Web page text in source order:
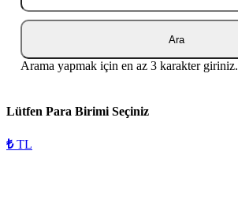
Ara
Arama yapmak için en az 3 karakter giriniz.
Lütfen Para Birimi Seçiniz
₺TL